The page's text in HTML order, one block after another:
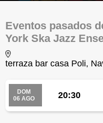
Eventos pasados
York Ska Jazz
terraza bar casa Poli,
DOM
06 AGO
20:30